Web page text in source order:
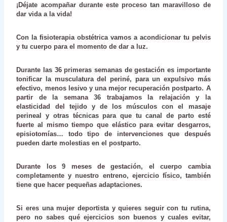
¡Déjate acompañar durante este proceso tan maravilloso de
dar vida a la vida!
Con lafisioterapia obstétricavamos a acondicionar tu pelvis
y tu cuerpo para el momento de dar a luz.
Durante las 36 primeras semanas de gestación es importante
tonificar la musculatura del periné, para un expulsivo más
efectivo, menos lesivo y una mejor recuperación postparto. A
partir de la semana 36 trabajamos la relajación y la
elasticidad del tejido y de los músculos con el masaje
perineal y otras técnicas para que tu canal de parto esté
fuerte al mismo tiempo que elástico para evitar desgarros,
episiotomías… todo tipo de intervenciones que después
pueden darte molestias en el postparto.
Durante los 9 meses de gestación, el cuerpo cambia
completamente y nuestro entreno, ejercicio físico, también
tiene que hacer pequeñas adaptaciones.
Si eres una mujer deportista y quieres seguir con tu rutina,
pero no sabes qué ejercicios son buenos y cuales evitar,